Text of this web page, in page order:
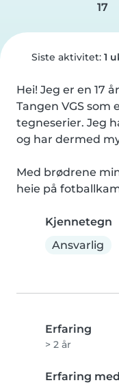
17
Siste aktivitet: 1
Hei! Jeg er en 17
Tangen VGS som
tegneserier. Jeg
og har dermed
Med brødrene
heie på
Kjennetegn
Ansvarlig
Erfaring
> 2 år
Erfaring